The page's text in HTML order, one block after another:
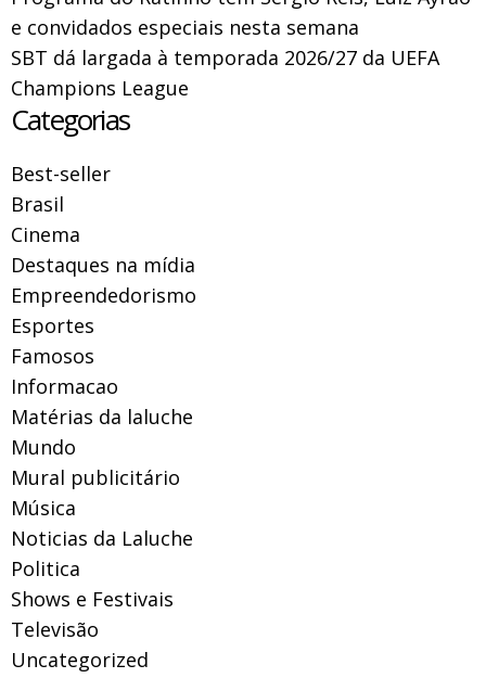
e convidados especiais nesta semana
SBT dá largada à temporada 2026/27 da UEFA
Champions League
Categorias
Best-seller
Brasil
Cinema
Destaques na mídia
Empreendedorismo
Esportes
Famosos
Informacao
Matérias da laluche
Mundo
Mural publicitário
Música
Noticias da Laluche
Politica
Shows e Festivais
Televisão
Uncategorized